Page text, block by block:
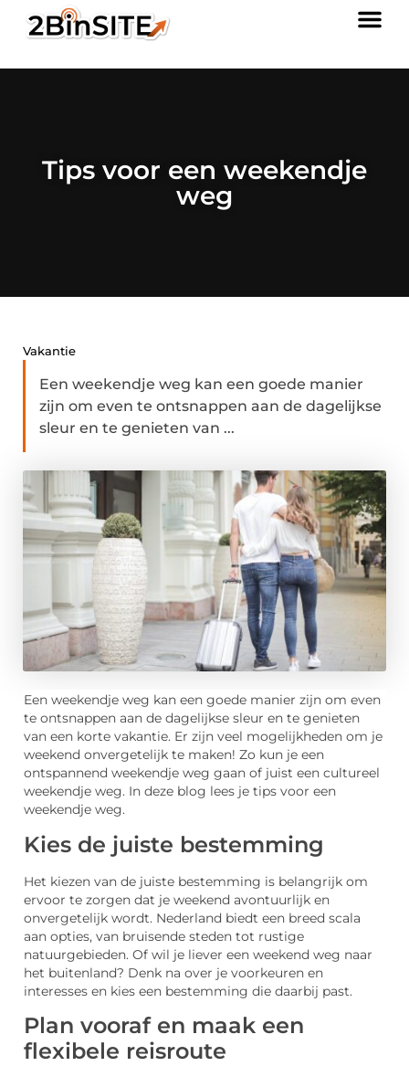
Tips voor een weekendje
weg
Vakantie
Een weekendje weg kan een goede manier
zijn om even te ontsnappen aan de dagelijkse
sleur en te genieten van ...
Een weekendje weg kan een goede manier zijn om even
te ontsnappen aan de dagelijkse sleur en te genieten
van een korte vakantie. Er zijn veel mogelijkheden om je
weekend onvergetelijk te maken! Zo kun je een
ontspannend weekendje weg gaan of juist een cultureel
weekendje weg. In deze blog lees je tips voor een
weekendje weg.
Kies de juiste bestemming
Het kiezen van de juiste bestemming is belangrijk om
ervoor te zorgen dat je weekend avontuurlijk en
onvergetelijk wordt. Nederland biedt een breed scala
aan opties, van bruisende steden tot rustige
natuurgebieden. Of wil je liever een weekend weg naar
het buitenland? Denk na over je voorkeuren en
interesses en kies een bestemming die daarbij past.
Plan vooraf en maak een
flexibele reisroute